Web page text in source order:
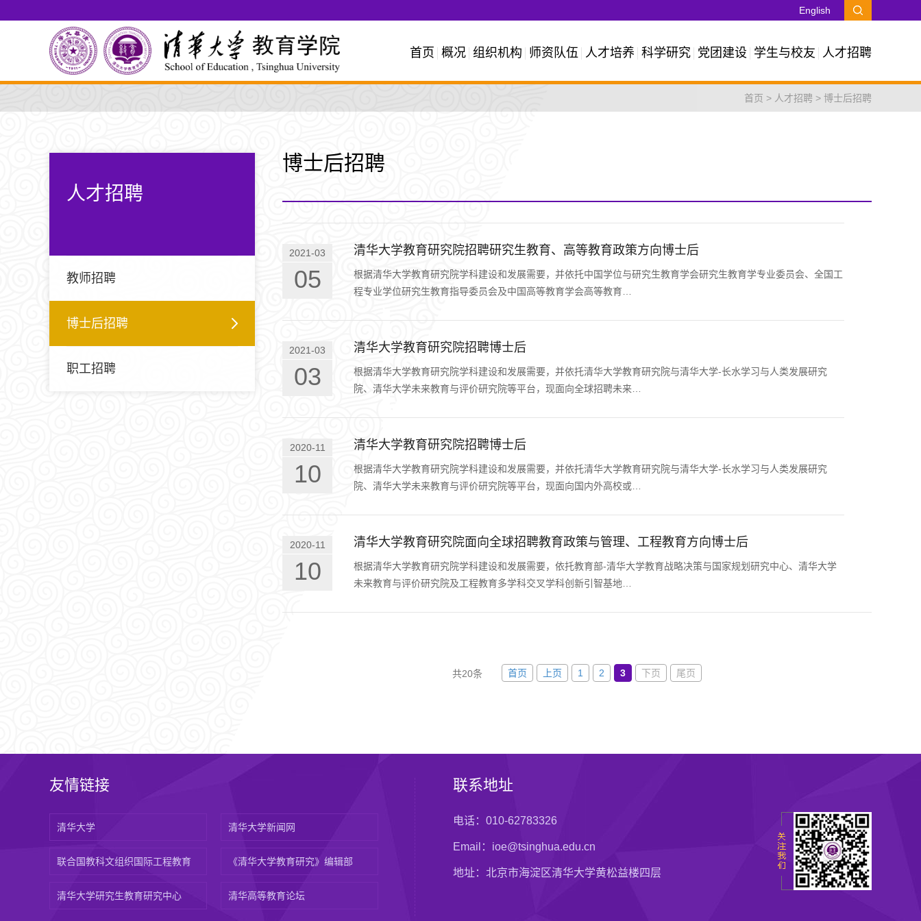
English
首页 概况 组织机构 师资队伍 人才培养 科学研究 党团建设 学生与校友 人才招聘
首页 > 人才招聘 > 博士后招聘
人才招聘
教师招聘
博士后招聘
职工招聘
博士后招聘
2021-03
05
清华大学教育研究院招聘研究生教育、高等教育政策方向博士后
根据清华大学教育研究院学科建设和发展需要，并依托中国学位与研究生教育学会研究生教育学专业委员会、全国工
程专业学位研究生教育指导委员会及中国高等教育学会高等教育…
2021-03
03
清华大学教育研究院招聘博士后
根据清华大学教育研究院学科建设和发展需要，并依托清华大学教育研究院与清华大学-长水学习与人类发展研究
院、清华大学未来教育与评价研究院等平台，现面向全球招聘未来…
2020-11
10
清华大学教育研究院招聘博士后
根据清华大学教育研究院学科建设和发展需要，并依托清华大学教育研究院与清华大学-长水学习与人类发展研究
院、清华大学未来教育与评价研究院等平台，现面向国内外高校或…
2020-11
10
清华大学教育研究院面向全球招聘教育政策与管理、工程教育方向博士后
根据清华大学教育研究院学科建设和发展需要，依托教育部-清华大学教育战略决策与国家规划研究中心、清华大学
未来教育与评价研究院及工程教育多学科交叉学科创新引智基地…
共20条 首页 上页 1 2 3 下页 尾页
友情链接
清华大学 清华大学新闻网
联合国教科文组织国际工程教育 《清华大学教育研究》编辑部
清华大学研究生教育研究中心 清华高等教育论坛
联系地址
电话：010-62783326
Email：ioe@tsinghua.edu.cn
地址：北京市海淀区清华大学黄松益楼四层